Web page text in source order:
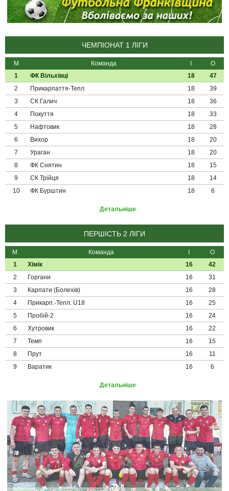
ЧЕМПІОНАТ 1 ЛІГИ
М Команда
О
1
ФК Вільхівці 18
47
2
Прикарпаття-Тепл. 18
39
3
СК Галич 18
36
4
Покуття 18
33
5
Нафтовик 18
28
6
Вихор 18
20
7
Ураган 18
20
8
ФК Снятин 18
15
9
СК Трійця 18
14
10
ФК Бурштин 18 6
Детальніше
ПЕРШІСТЬ 2 ЛІГИ
М Команда
О
1
Хімік 16
42
2
Горгани 16
31
3
Карпати (Болехів) 16
28
4
Прикарп.-Тепл. U18 16
25
5
Пробій-2 16
24
6
Хутровик 16
22
7
Темп 16
15
8
Прут 16
11
9
Варатик 16 6
Детальніше